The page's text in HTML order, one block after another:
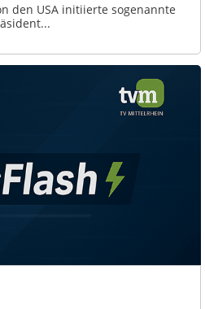
den USA initiierte sogenannte